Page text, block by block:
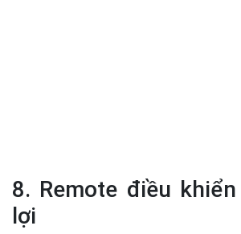
8. Remote điều
lợi